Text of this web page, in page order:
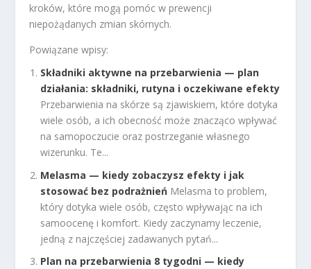
kroków, które mogą pomóc w prewencji
niepożądanych zmian skórnych.
Powiązane wpisy:
Składniki aktywne na przebarwienia — plan
działania: składniki, rutyna i oczekiwane efekty
Przebarwienia na skórze są zjawiskiem, które dotyka
wiele osób, a ich obecność może znacząco wpływać
na samopoczucie oraz postrzeganie własnego
wizerunku. Te...
Melasma — kiedy zobaczysz efekty i jak
stosować bez podrażnień Melasma to problem,
który dotyka wiele osób, często wpływając na ich
samoocenę i komfort. Kiedy zaczynamy leczenie,
jedną z najczęściej zadawanych pytań...
Plan na przebarwienia 8 tygodni — kiedy